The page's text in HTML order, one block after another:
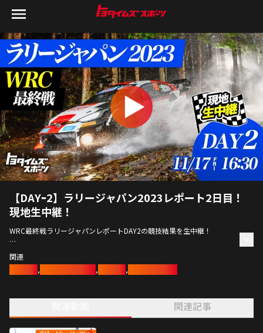
【DAYｰ2】ラリージャパン2023レポート2日目！
現地生中継！
WRC最終戦ラリージャパンレポートDAY2の競技結果を生中継！
トヨタイムズスポーツでは、11月16日から4日間、毎日ラリージャパン
の競技結果をサービスパークなどから生中継。
日本開催のラリージャパンが遂に閉幕。4日間を通しての最終結果とと
関連
, , ,
関連記事